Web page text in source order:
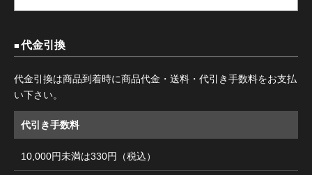
代金引換
代金引換は商品到着時に商品代金・送料・代引き手数料をお支払
い下さい。
代引き手数料
10,000円未満は330円（税込）